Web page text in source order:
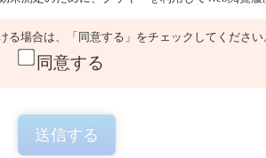
る場合は、「同意する」をチェックしてください
同意する